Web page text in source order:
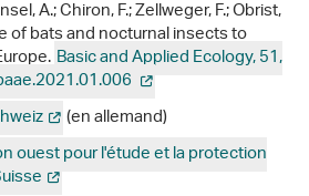
A.; Chiron, F.; Zellweger, F.; Obrist,
of bats and nocturnal insects to
Basic and Applied Ecology, 51,
(en allemand)
ouest pour l'étude et la protection